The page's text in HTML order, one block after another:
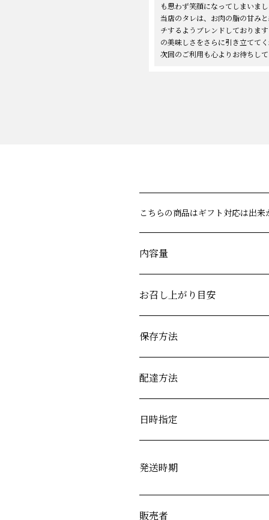
も思わず笑顔になってしまいま
当店のタレは、お肉の脂の甘み
チするようブレンドしておりま
の美味しさをさらに引き立てて
次回のご利用も心よりお待ちし
こちらの商品はギフト対応は出
内容量
お召し上がり目安
保存方法
配達方法
日時指定
発送時期
販売者